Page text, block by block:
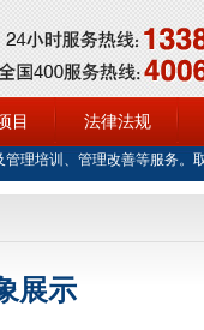
理培训、管理改善等服务。
目 法律法规
展示